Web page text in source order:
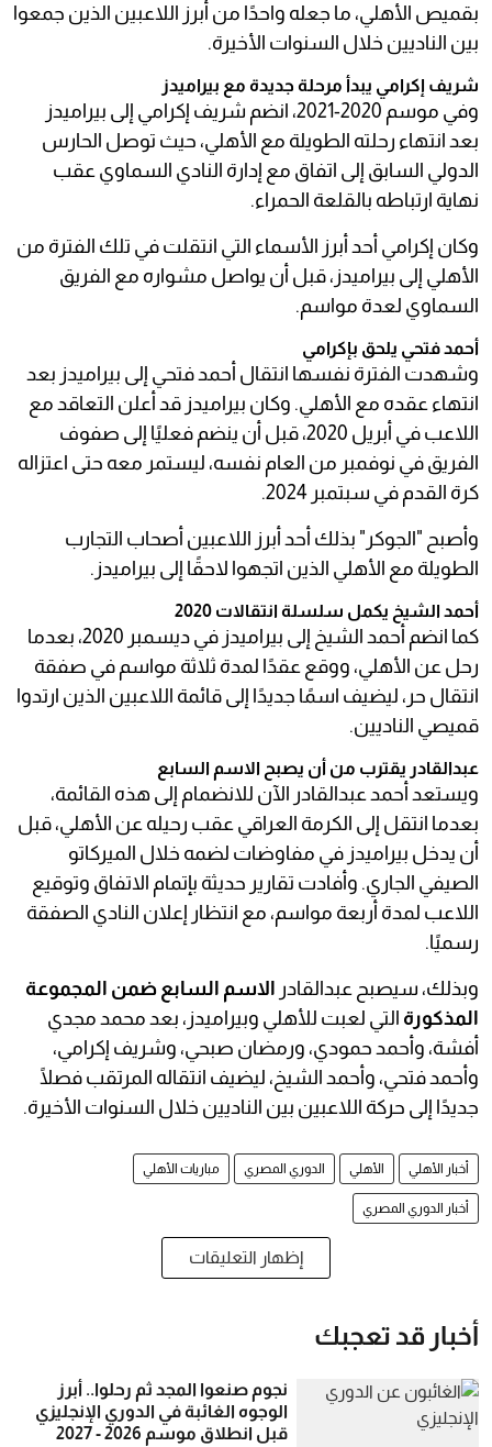
بقميص الأهلي، ما جعله واحدًا من أبرز اللاعبين الذين جمعوا
بين الناديين خلال السنوات الأخيرة.
شريف إكرامي يبدأ مرحلة جديدة مع بيراميدز
وفي موسم 2020-2021، انضم شريف إكرامي إلى بيراميدز
بعد انتهاء رحلته الطويلة مع الأهلي، حيث توصل الحارس
الدولي السابق إلى اتفاق مع إدارة النادي السماوي عقب
نهاية ارتباطه بالقلعة الحمراء.
وكان إكرامي أحد أبرز الأسماء التي انتقلت في تلك الفترة من
الأهلي إلى بيراميدز، قبل أن يواصل مشواره مع الفريق
السماوي لعدة مواسم.
أحمد فتحي يلحق بإكرامي
وشهدت الفترة نفسها انتقال أحمد فتحي إلى بيراميدز بعد
انتهاء عقده مع الأهلي. وكان بيراميدز قد أعلن التعاقد مع
اللاعب في أبريل 2020، قبل أن ينضم فعليًا إلى صفوف
الفريق في نوفمبر من العام نفسه، ليستمر معه حتى اعتزاله
كرة القدم في سبتمبر 2024.
وأصبح "الجوكر" بذلك أحد أبرز اللاعبين أصحاب التجارب
الطويلة مع الأهلي الذين اتجهوا لاحقًا إلى بيراميدز.
أحمد الشيخ يكمل سلسلة انتقالات 2020
كما انضم أحمد الشيخ إلى بيراميدز في ديسمبر 2020، بعدما
رحل عن الأهلي، ووقع عقدًا لمدة ثلاثة مواسم في صفقة
انتقال حر، ليضيف اسمًا جديدًا إلى قائمة اللاعبين الذين ارتدوا
قميصي الناديين.
عبدالقادر يقترب من أن يصبح الاسم السابع
ويستعد أحمد عبدالقادر الآن للانضمام إلى هذه القائمة،
بعدما انتقل إلى الكرمة العراقي عقب رحيله عن الأهلي، قبل
أن يدخل بيراميدز في مفاوضات لضمه خلال الميركاتو
الصيفي الجاري. وأفادت تقارير حديثة بإتمام الاتفاق وتوقيع
اللاعب لمدة أربعة مواسم، مع انتظار إعلان النادي الصفقة
رسميًا.
وبذلك، سيصبح عبدالقادر الاسم السابع ضمن المجموعة
المذكورة التي لعبت للأهلي وبيراميدز، بعد محمد مجدي
أفشة، وأحمد حمودي، ورمضان صبحي، وشريف إكرامي،
وأحمد فتحي، وأحمد الشيخ، ليضيف انتقاله المرتقب فصلًا
جديدًا إلى حركة اللاعبين بين الناديين خلال السنوات الأخيرة.
أخبار الأهلي الأهلي الدوري المصري مباريات الأهلي
أخبار الدوري المصري
إظهار التعليقات
أخبار قد تعجبك
نجوم صنعوا المجد ثم رحلوا.. أبرز
الوجوه الغائبة في الدوري الإنجليزي
قبل انطلاق موسم 2026 - 2027